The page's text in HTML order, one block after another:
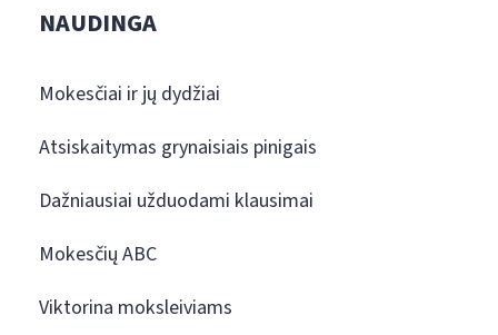
NAUDINGA
Mokesčiai ir jų dydžiai
Atsiskaitymas grynaisiais pinigais
Dažniausiai užduodami klausimai
Mokesčių ABC
Viktorina moksleiviams